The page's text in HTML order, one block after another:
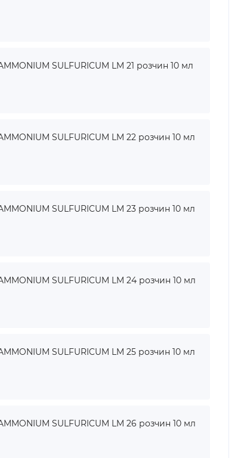
SULFURICUM LM 21 розчин 10 мл
SULFURICUM LM 22 розчин 10 мл
SULFURICUM LM 23 розчин 10 мл
SULFURICUM LM 24 розчин 10 мл
SULFURICUM LM 25 розчин 10 мл
SULFURICUM LM 26 розчин 10 мл